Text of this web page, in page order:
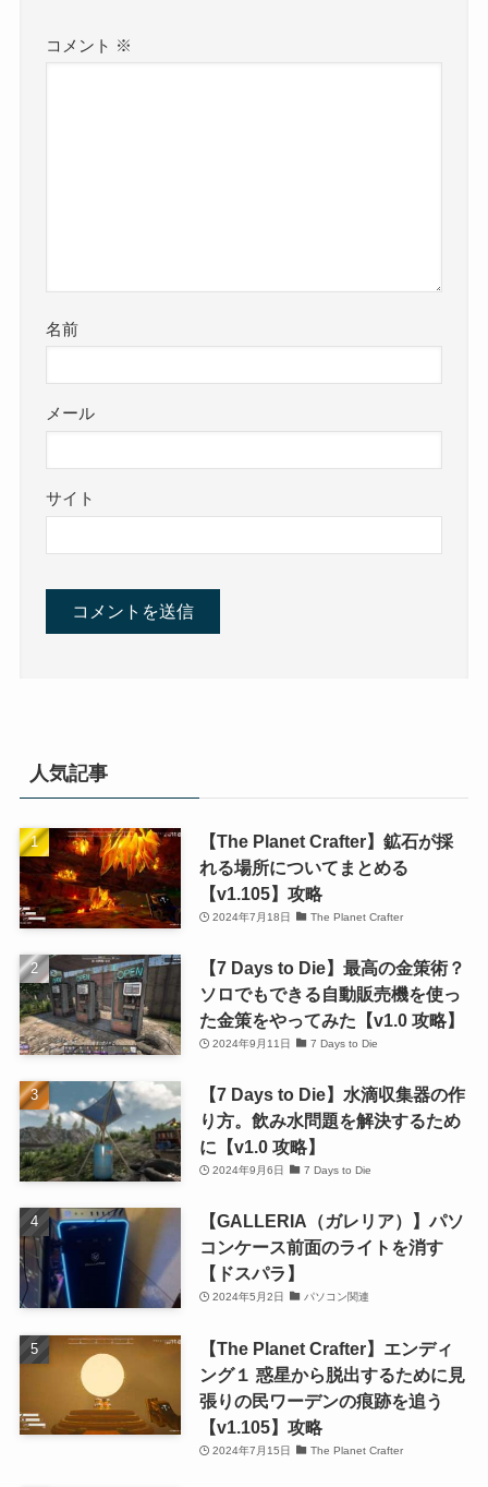
コメント ※
名前
メール
サイト
人気記事
【The Planet Crafter】鉱石が採
れる場所についてまとめる
【v1.105】攻略
2024年7月18日 The Planet Crafter
【7 Days to Die】最高の金策術？
ソロでもできる自動販売機を使っ
た金策をやってみた【v1.0 攻略】
2024年9月11日 7 Days to Die
【7 Days to Die】水滴収集器の作
り方。飲み水問題を解決するため
に【v1.0 攻略】
2024年9月6日 7 Days to Die
【GALLERIA（ガレリア）】パソ
コンケース前面のライトを消す
【ドスパラ】
2024年5月2日 パソコン関連
【The Planet Crafter】エンディ
ング１ 惑星から脱出するために見
張りの民ワーデンの痕跡を追う
【v1.105】攻略
2024年7月15日 The Planet Crafter